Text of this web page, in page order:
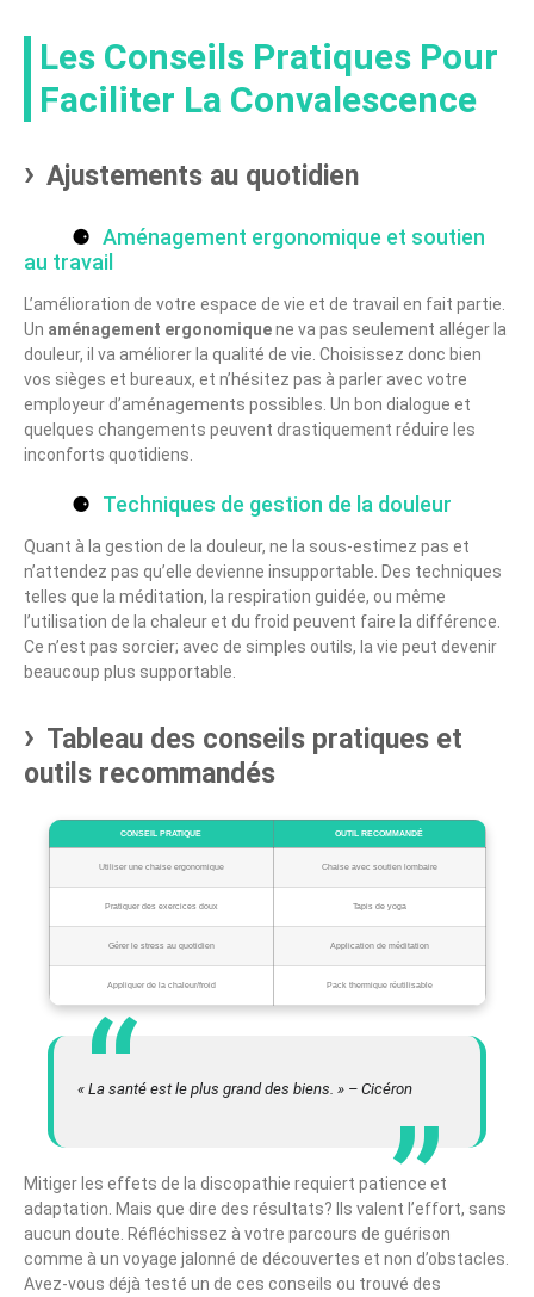
Les Conseils Pratiques Pour
Faciliter La Convalescence
Ajustements au quotidien
Aménagement ergonomique et soutien
au travail
L’amélioration de votre espace de vie et de travail en fait partie.
Un aménagement ergonomiquene va pas seulement alléger la
douleur, il va améliorer la qualité de vie. Choisissez donc bien
vos sièges et bureaux, et n’hésitez pas à parler avec votre
employeur d’aménagements possibles. Un bon dialogue et
quelques changements peuvent drastiquement réduire les
inconforts quotidiens.
Techniques de gestion de la douleur
Quant à la gestion de la douleur, ne la sous-estimez pas et
n’attendez pas qu’elle devienne insupportable. Des techniques
telles que la méditation, la respiration guidée, ou même
l’utilisation de la chaleur et du froid peuvent faire la différence.
Ce n’est pas sorcier; avec de simples outils, la vie peut devenir
beaucoup plus supportable.
Tableau des conseils pratiques et
outils recommandés
CONSEIL PRATIQUE OUTIL RECOMMANDÉ
Utiliser une chaise ergonomique Chaise avec soutien lombaire
Pratiquer des exercices doux Tapis de yoga
Gérer le stress au quotidien Application de méditation
Appliquer de la chaleur/froid Pack thermique réutilisable
« La santé est le plus grand des biens. » – Cicéron
Mitiger les effets de la discopathie requiert patience et
adaptation. Mais que dire des résultats? Ils valent l’effort, sans
aucun doute. Réfléchissez à votre parcours de guérison
comme à un voyage jalonné de découvertes et non d’obstacles.
Avez-vous déjà testé un de ces conseils ou trouvé des